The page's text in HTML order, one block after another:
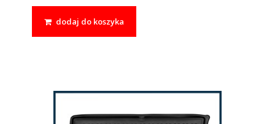
dodaj do koszyka